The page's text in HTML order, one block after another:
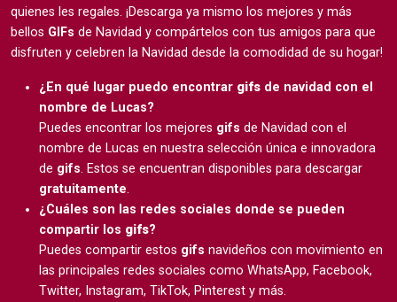
quienes les regales. ¡Descarga ya mismo los mejores y más
bellos GIFs de Navidad y compártelos con tus amigos para que
disfruten y celebren la Navidad desde la comodidad de su hogar!
¿En qué lugar puedo encontrar gifs de navidad con el
nombre de Lucas?
Puedes encontrar los mejores gifs de Navidad con el
nombre de Lucas en nuestra selección única e innovadora
de gifs. Estos se encuentran disponibles para descargar
gratuitamente.
¿Cuáles son las redes sociales donde se pueden
compartir los gifs?
Puedes compartir estos gifs navideños con movimiento en
las principales redes sociales como WhatsApp, Facebook,
Twitter, Instagram, TikTok, Pinterest y más.